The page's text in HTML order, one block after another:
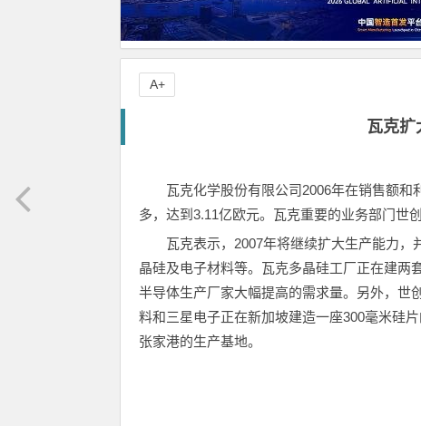
瓦克扩
瓦克化学股份有限公司2006年在销售额
多，达到3.11亿欧元。瓦克重要的业务部门世
瓦克表示，2007年将继续扩大生产能力
晶硅及电子材料等。瓦克多晶硅工厂正在建两
半导体生产厂家大幅提高的需求量。另外，世
料和三星电子正在新加坡建造一座300毫米硅
张家港的生产基地。
A+